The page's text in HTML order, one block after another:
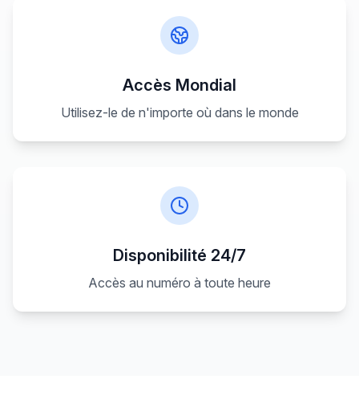
Accès Mondial
Utilisez-le de n'importe où dans le monde
Disponibilité 24/7
Accès au numéro à toute heure